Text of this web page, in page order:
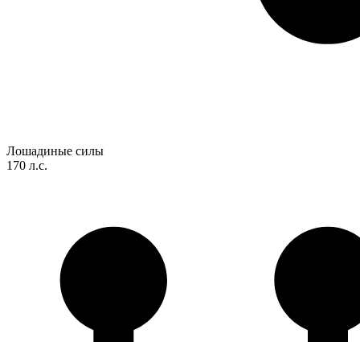
Лошадиные силы
170 л.с.